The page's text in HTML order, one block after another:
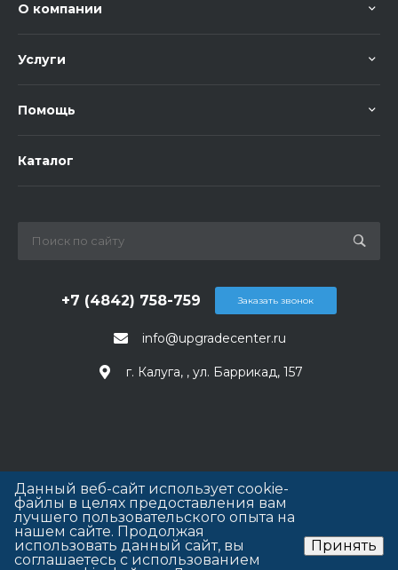
О компании
Услуги
Помощь
Каталог
info@upgradecenter.ru
+7 (4842) 758-759
г. Калуга, , ул. Баррикад, 157
Заказать звонок
Данный веб-сайт использует cookie-
файлы в целях предоставления вам
лучшего пользовательского опыта на
нашем сайте. Продолжая
использовать данный сайт, вы
соглашаетесь с использованием
Принять